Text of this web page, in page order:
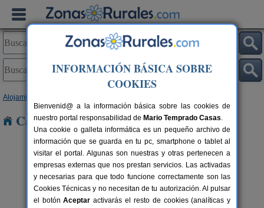
Alojamientos
Casas Rurales cerca de Gavà
19-23+2 pers.
Can Fontanelles
INFORMACIÓN BÁSICA SOBRE
COOKIES
Bienvenid@ a la información básica sobre las cookies de
nuestro portal responsabilidad de Mario Temprado Casas.
Una cookie o galleta informática es un pequeño archivo de
información que se guarda en tu pc, smartphone o tablet al
visitar el portal. Algunas son nuestras y otras pertenecen a
empresas externas que nos prestan servicios. Las activadas
y necesarias para que todo funcione correctamente son las
Cookies Técnicas y no necesitan de tu autorización. Al pulsar
el botónAceptar activarás el resto de cookies (analíticas y